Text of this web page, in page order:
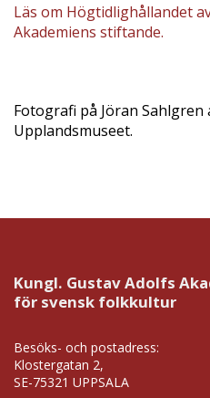
Läs om Högtidlighållandet
Akademiens stiftande.
Fotografi på Jöran Sahlgren
Upplandsmuseet.
Kungl. Gustav Adolfs
för svensk folkkultur
Besöks- och postadress:
Klostergatan 2,
SE-75321 UPPSALA